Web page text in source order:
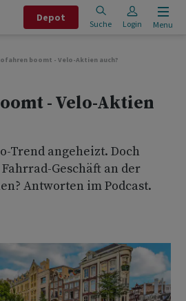
Depot
Suche Login Menu
boomt - Velo-Aktien auch?
- Velo-Aktien
Trend angeheizt. Doch
Geschäft an der
Antworten im Podcast.